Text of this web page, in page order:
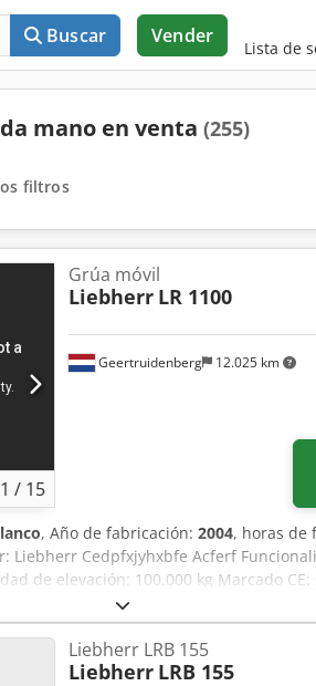
Buscar Vender
Lista de
mano en venta (255)
filtros
1 / 15
Geertruidenberg 12.025 km
Grúa móvil
Liebherr LR 1100
, Año de fabricación: 2004, horas de
Liebherr Cedpfxjyhxbfe Acferf
de elevación: 100.000 kg Marcado
técnico: muy bueno Estado visual:
Más información Póngase en contacto
y accesorios = - Gancho de carga
Liebherr LRB 155
Liebherr LRB 155